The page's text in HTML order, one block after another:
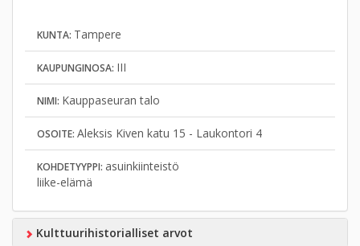
KUNTA: Tampere
KAUPUNGINOSA: III
NIMI: Kauppaseuran talo
OSOITE: Aleksis Kiven katu 15 - Laukontori 4
KOHDETYYPPI: asuinkiinteistö
liike-elämä
Kulttuurihistorialliset arvot